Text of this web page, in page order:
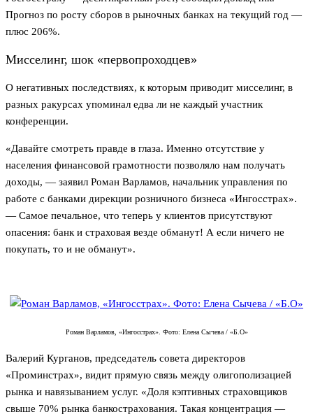
Прогноз по росту сборов в рыночных банках на текущий год —
плюс 206%.
Мисселинг, шок «первопроходцев»
О негативных последствиях, к которым приводит мисселинг, в
разных ракурсах упоминал едва ли не каждый участник
конференции.
«Давайте смотреть правде в глаза. Именно отсутствие у
населения финансовой грамотности позволяло нам получать
доходы, — заявил Роман Варламов, начальник управления по
работе с банками дирекции розничного бизнеса «Ингосстрах».
— Самое печальное, что теперь у клиентов присутствуют
опасения: банк и страховая везде обманут! А если ничего не
покупать, то и не обманут».
Роман Варламов, «Ингосстрах». Фото: Елена Сычева / «Б.О»
Валерий Курганов, председатель совета директоров
«Проминстрах», видит прямую связь между олигополизацией
рынка и навязыванием услуг. «Доля кэптивных страховщиков
свыше 70% рынка банкострахования. Такая концентрация —